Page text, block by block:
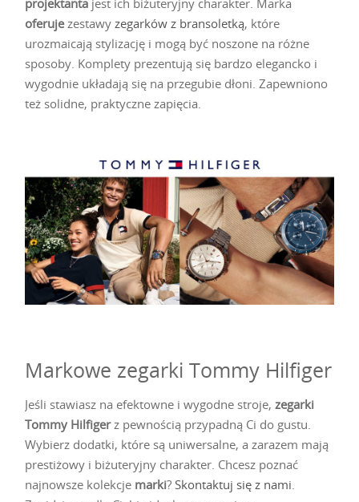
projektanta jest ich biżuteryjny charakter. Marka
oferujezestawyzegarków z bransoletką, które
urozmaicają stylizację i mogą być noszone na różne
sposoby. Komplety prezentują się bardzo elegancko i
wygodnie układają się na przegubie dłoni. Zapewniono
też solidne, praktyczne zapięcia.
Markowe zegarki Tommy Hilfiger
Jeśli stawiasz na efektowne i wygodne stroje,zegarki
Tommy Hilfigerz pewnością przypadną Ci do gustu.
Wybierz dodatki, które są uniwersalne, a zarazem mają
prestiżowy i biżuteryjny charakter. Chcesz poznać
najnowsze kolekcje marki? Skontaktuj się z nami